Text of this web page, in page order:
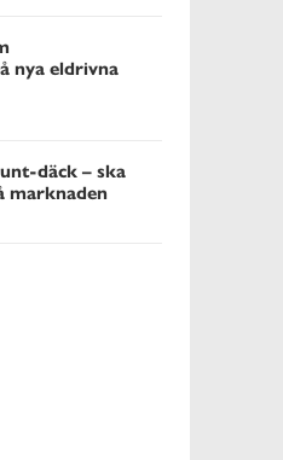
nya eldrivna
däck – ska
marknaden